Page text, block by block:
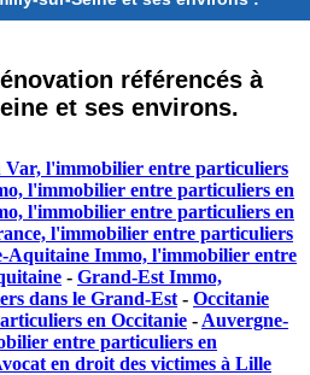
référencés à
et ses environs.
Var, l'immobilier entre particuliers
l'immobilier entre particuliers en
l'immobilier entre particuliers en
l'immobilier entre particuliers
Aquitaine Immo, l'immobilier entre
- Grand-Est Immo,
dans le Grand-Est - Occitanie
en Occitanie - Auvergne-
entre particuliers en
en droit des victimes à Lille